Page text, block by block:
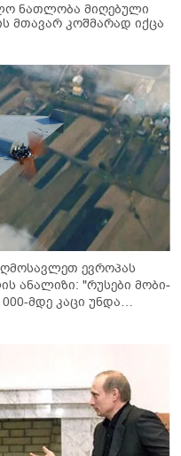
ნათლობა მიღებული
მთავარ კოშმარად იქცა
ევროპას
ანალიზი: "რუსები მობი­
მდე კაცი უნდა